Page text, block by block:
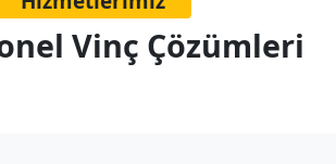
Vinç Çözümleri